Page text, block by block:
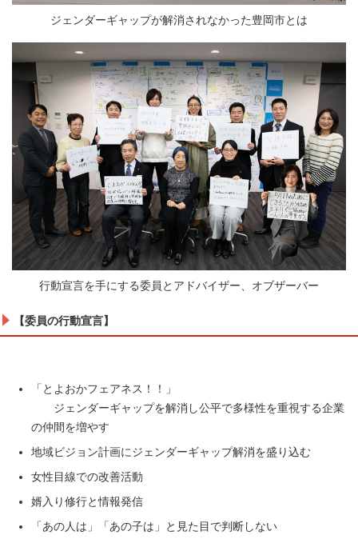
ジェンダーギャップが解消されなかった豊岡市とは
行動宣言を手にする委員とアドバイザー、オブザーバー
【委員の行動宣言】
「とよおかフェアネス！！」
ジェンダーギャップを解消し公平で多様性を重視する企業
の仲間を増やす
地域ビジョン計画にジェンダーギャップ解消を盛り込む
女性目線での改善活動
婿入り修行と情報発信
「あの人は」「あの子は」と見た目で判断しない